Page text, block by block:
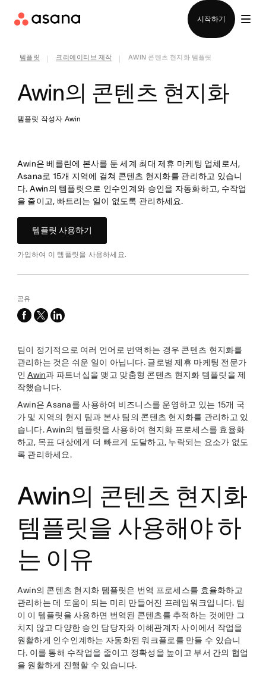
시작하기
템플릿 크리에이티브 제작 AWIN 콘텐츠 현지화 템플릿
Awin의 콘텐츠 현지화
템플릿 작성자 Awin
Awin은 베를린에 본사를 둔 세계 최대 제휴 마케팅 업체로서,
Asana로 15개 지역에 걸쳐 콘텐츠 현지화를 관리하고 있습니
다. Awin의 템플릿으로 인수인계와 승인을 자동화하고, 수작업
을 줄이고, 빠트리는 일이 없도록 관리하세요.
템플릿 사용하기
가입하여 이 템플릿을 사용하세요.
공유
facebook
x-
linkedin
팀이 정기적으로 여러 언어로 번역하는 경우 콘텐츠 현지화를
관리하는 것은 쉬운 일이 아닙니다. 글로벌 제휴 마케팅 전문가
인Awin과 파트너십을 맺고 맞춤형 콘텐츠 현지화 템플릿을 제
작했습니다.
Awin은 Asana를 사용하여 비즈니스를 운영하고 있는 15개 국
가 및 지역의 현지 팀과 본사 팀의 콘텐츠 현지화를 관리하고 있
습니다. Awin의 템플릿을 사용하여 현지화 프로세스를 효율화
하고, 목표 대상에게 더 빠르게 도달하고, 누락되는 요소가 없도
록 관리하세요.
Awin의 콘텐츠 현지화
템플릿을 사용해야 하
는 이유
Awin의 콘텐츠 현지화 템플릿은 번역 프로세스를 효율화하고
관리하는 데 도움이 되는 미리 만들어진 프레임워크입니다. 팀
이 이 템플릿을 사용하면 번역된 콘텐츠를 추적하는 것에만 그
치지 않고 다양한 승인 담당자와 이해관계자 사이에서 작업을
원활하게 인수인계하는 자동화된 워크플로를 만들 수 있습니
다. 이를 통해 수작업을 줄이고 정확성을 높이고 부서 간의 협업
을 원활하게 진행할 수 있습니다.